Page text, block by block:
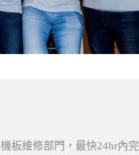
板維修部門，最快24hr內完